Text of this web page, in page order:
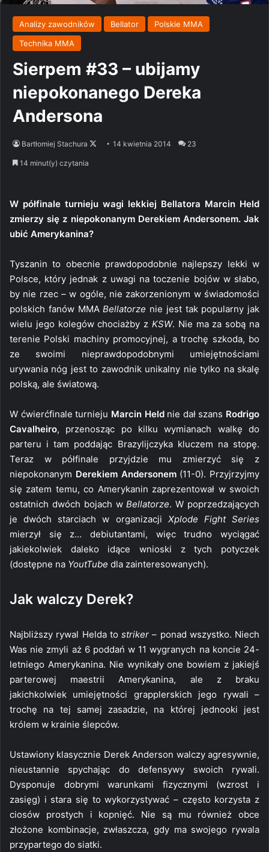
Analizy zawodników Bellator
Polskie MMA
Technika MMA
Sierpem #33 – ubijamy
niepokonanego Dereka
Andersona
Bartłomiej Stachura
Follow14 kwietnia 2014 23
14 minut(y) czytania
W półfinale turnieju wagi lekkiej Bellatora Marcin Held
zmierzy się z niepokonanym Derekiem Andersonem. Jak
ubić Amerykanina?
Tyszanin to obecnie prawdopodobnie najlepszy lekki w
Polsce, który jednak z uwagi na toczenie bojów w słabo,
by nie rzec – w ogóle, nie zakorzenionym w świadomości
polskich fanów MMABellatorze nie jest tak popularny jak
wielu jego kolegów chociażby z KSW. Nie ma za sobą na
terenie Polski machiny promocyjnej, a trochę szkoda, bo
ze swoimi nieprawdopodobnymi umiejętnościami
urywania nóg jest to zawodnik unikalny nie tylko na skalę
polską, ale światową.
W ćwierćfinale turnieju Marcin Heldnie dał szans Rodrigo
Cavalheiro, przenosząc po kilku wymianach walkę do
parteru i tam poddając Brazylijczyka kluczem na stopę.
Teraz w półfinale przyjdzie mu zmierzyć się z
niepokonanym Derekiem Andersonem(11-0). Przyjrzyjmy
się zatem temu, co Amerykanin zaprezentował w swoich
ostatnich dwóch bojach wBellatorze. W poprzedzających
je dwóch starciach w organizacji Xplode Fight Series
mierzył się z… debiutantami, więc trudno wyciągać
jakiekolwiek daleko idące wnioski z tych potyczek
(dostępne na YoutTube dla zainteresowanych).
Jak walczy Derek?
Najbliższy rywal Helda to striker – ponad wszystko. Niech
Was nie zmyli aż 6 poddań w 11 wygranych na koncie 24-
letniego Amerykanina. Nie wynikały one bowiem z jakiejś
parterowej maestrii Amerykanina, ale z braku
jakichkolwiek umiejętności grapplerskich jego rywali –
trochę na tej samej zasadzie, na której jednooki jest
królem w krainie ślepców.
Ustawiony klasycznie Derek Anderson walczy agresywnie,
nieustannie spychając do defensywy swoich rywali.
Dysponuje dobrymi warunkami fizycznymi (wzrost i
zasięg) i stara się to wykorzystywać – często korzysta z
ciosów prostych i kopnięć. Nie są mu również obce
złożone kombinacje, zwłaszcza, gdy ma swojego rywala
przypartego do siatki.